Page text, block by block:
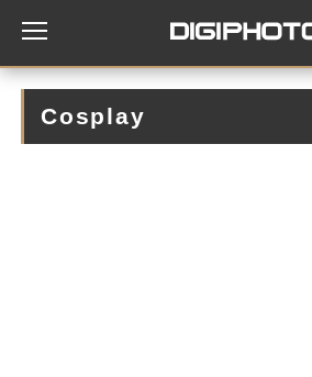
Cosplay